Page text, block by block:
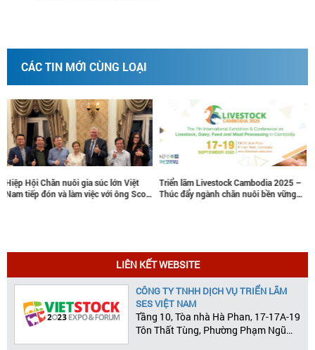
CÁC TIN MỚI CÙNG LOẠI
Triển lãm Livestock Cambodia 2025 –
Thúc đẩy ngành chăn nuôi bền vững
VIETSTOCK 2025: TÂM ĐIỂM CÔNG
NGHỆ, KIẾN THỨC & HỢP TÁC
LIÊN KẾT WEBSITE
CÔNG TY TNHH DỊCH VỤ TRIỂN LÃM
SES VIỆT NAM
Tầng 10, Tòa nhà Hà Phan, 17-17A-19
Tôn Thất Tùng, Phường Phạm Ngũ